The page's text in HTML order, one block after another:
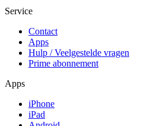
Service
Contact
Apps
Hulp / Veelgestelde vragen
Prime abonnement
Apps
iPhone
iPad